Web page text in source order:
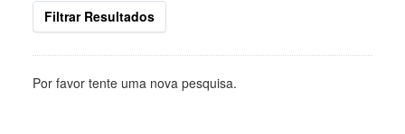
Filtrar Resultados
Por favor tente uma nova pesquisa.